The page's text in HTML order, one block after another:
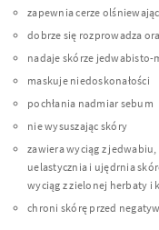
zapewnia cerze
dobrze się rozprowadza
nadaje skórze jedwabisto-
maskuje niedoskonałości
pochłania nadmiar sebum
nie wysuszając skóry
zawiera wyciąg z
uelastycznia i ujędrnia
wyciąg z zielonej herbaty i
chroni skórę przed